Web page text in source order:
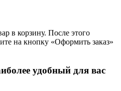
в корзину. После этого
на кнопку «Оформить заказ»
удобный для вас